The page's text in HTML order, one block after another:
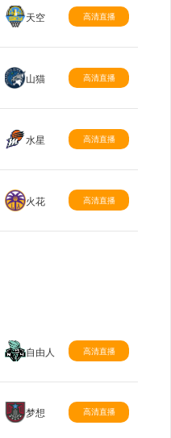
天空 高清直播
山猫 高清直播
水星 高清直播
火花 高清直播
自由人 高清直播
梦想 高清直播